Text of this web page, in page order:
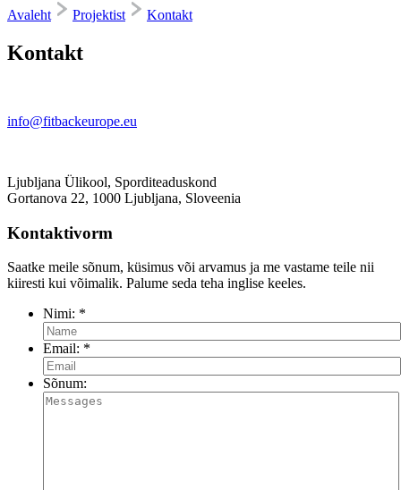
Avaleht Projektist Kontakt
Kontakt
info@fitbackeurope.eu
Ljubljana Ülikool, Sporditeaduskond
Gortanova 22, 1000 Ljubljana, Sloveenia
Kontaktivorm
Saatke meile sõnum, küsimus või arvamus ja me vastame teile nii
kiiresti kui võimalik. Palume seda teha inglise keeles.
Nimi: *
Email: *
Sõnum: